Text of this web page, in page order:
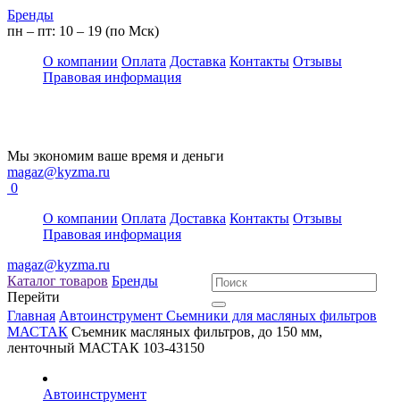
Бренды
пн – пт: 10 – 19 (по Мск)
О компании Оплата Доставка Контакты Отзывы
Правовая информация
Мы экономим ваше время и деньги
magaz@kyzma.ru
0
О компании Оплата Доставка Контакты Отзывы
Правовая информация
magaz@kyzma.ru
Каталог товаров Бренды
Перейти
Главная Автоинструмент Сьемники для масляных фильтров
МАСТАК Съемник масляных фильтров, до 150 мм,
ленточный МАСТАК 103-43150
Автоинструмент